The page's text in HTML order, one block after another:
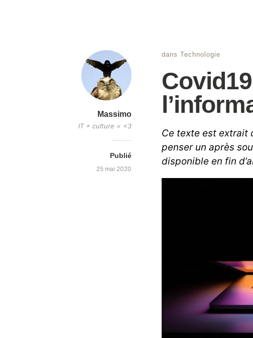
Massimo
IT + culture = <3
Publié
25 mai 2020
dans Technologie
Ce texte est extrait
penser un après
disponible en fin